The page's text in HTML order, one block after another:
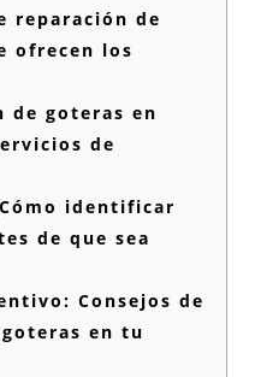
reparación de
ofrecen los
de goteras en
de
identificar
de que sea
Consejos de
en tu